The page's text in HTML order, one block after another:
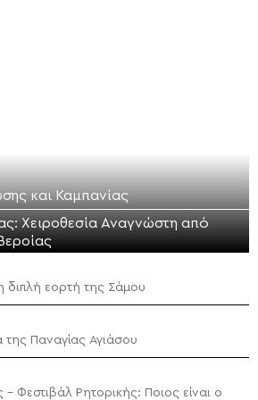
και Καμπανίας
Χειροθεσία Αναγνώστη από
διπλή εορτή της Σάμου
Παναγίας Αγιάσου
– Φεστιβάλ Ρητορικής: Ποιος είναι ο